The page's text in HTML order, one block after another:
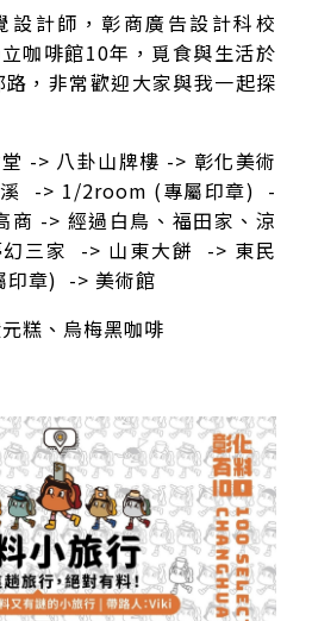
設計師，彰商廣告設計科校
咖啡館10年，覓食與生活於
，非常歡迎大家與我一起探
堂 -> 八卦山牌樓 -> 彰化美術
-> 1/2room (專屬印章) -
商 -> 經過白鳥、福田家、涼
三家 -> 山東大餅 -> 東民
印章) -> 美術館
糕、烏梅黑咖啡